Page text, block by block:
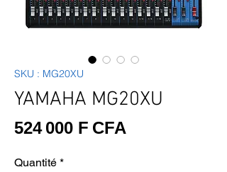
SKU : MG20XU
YAMAHA MG20XU
524 000 F CFA
Quantité *